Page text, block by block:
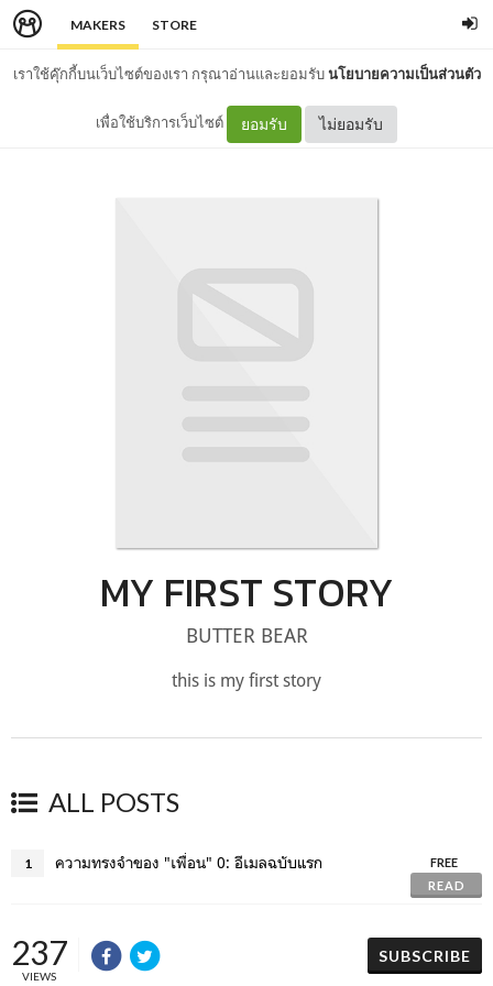
MAKERS STORE
เราใช้คุ๊กกี้บนเว็บไซต์ของเรา กรุณาอ่านและยอมรับนโยบายความเป็นส่วนตัว
เพื่อใช้บริการเว็บไซต์ ยอมรับ ไม่ยอมรับ
MY FIRST STORY
BUTTER BEAR
this is my first story
ALL POSTS
1 ความทรงจำของ "เพื่อน" 0: อีเมลฉบับแรก
FREE
READ
237
VIEWS
SUBSCRIBE